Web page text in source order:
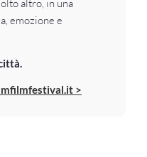
altro, in una
emozione e
>